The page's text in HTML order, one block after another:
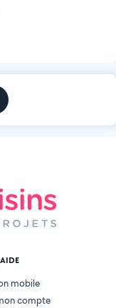
mobile
compte